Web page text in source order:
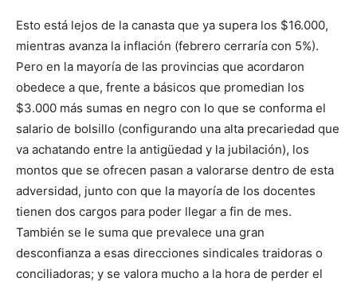
Esto está lejos de la canasta que ya supera los $16.000,
mientras avanza la inflación (febrero cerraría con 5%).
Pero en la mayoría de las provincias que acordaron
obedece a que, frente a básicos que promedian los
$3.000 más sumas en negro con lo que se conforma el
salario de bolsillo (configurando una alta precariedad que
va achatando entre la antigüedad y la jubilación), los
montos que se ofrecen pasan a valorarse dentro de esta
adversidad, junto con que la mayoría de los docentes
tienen dos cargos para poder llegar a fin de mes.
También se le suma que prevalece una gran
desconfianza a esas direcciones sindicales traidoras o
conciliadoras; y se valora mucho a la hora de perder el